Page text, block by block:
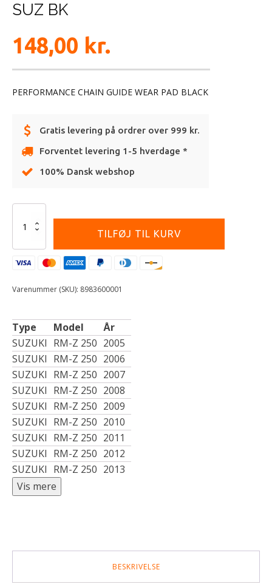
SUZ BK
148,00 kr.
PERFORMANCE CHAIN GUIDE WEAR PAD BLACK
Gratis levering på ordrer over 999 kr.
Forventet levering 1-5 hverdage *
100% Dansk webshop
CHAIN
PER
RP
antal
TILFØJ TIL KURV
Varenummer (SKU): 8983600001
Type Model
År
SUZUKI RM-Z 250 2005
SUZUKI RM-Z 250 2006
SUZUKI RM-Z 250 2007
SUZUKI RM-Z 250 2008
SUZUKI RM-Z 250 2009
SUZUKI RM-Z 250 2010
SUZUKI RM-Z 250 2011
SUZUKI RM-Z 250 2012
SUZUKI RM-Z 250 2013
BESKRIVELSE